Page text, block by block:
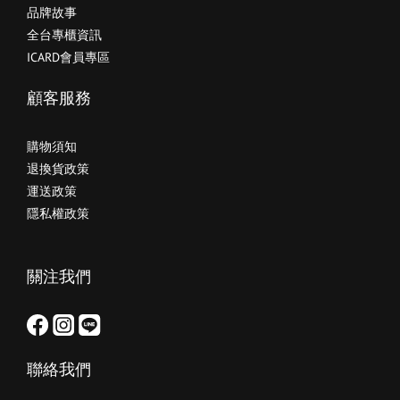
品牌故事
全台專櫃資訊
ICARD會員專區
顧客服務
購物須知
退換貨政策
運送政策
隱私權政策
關注我們
聯絡我們